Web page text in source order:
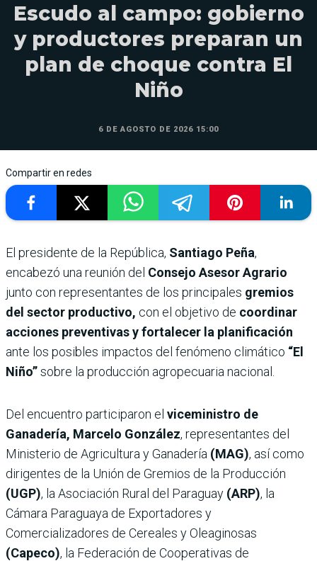
Escudo al campo: gobierno
y productores preparan un
plan de choque contra El
Niño
6 DE AGOSTO DE 2026 15:00
Compartir en redes
El presidente de la República, Santiago Peña,
encabezó una reunión del Consejo Asesor Agrario
junto con representantes de los principales gremios
del sector productivo, con el objetivo de coordinar
acciones preventivas y fortalecer la planificación
ante los posibles impactos del fenómeno climático “El
Niño”sobre la producción agropecuaria nacional.
Del encuentro participaron el viceministro de
Ganadería, Marcelo González, representantes del
Ministerio de Agricultura y Ganadería (MAG), así como
dirigentes de la Unión de Gremios de la Producción
(UGP), la Asociación Rural del Paraguay (ARP), la
Cámara Paraguaya de Exportadores y
Comercializadores de Cereales y Oleaginosas
(Capeco), la Federación de Cooperativas de